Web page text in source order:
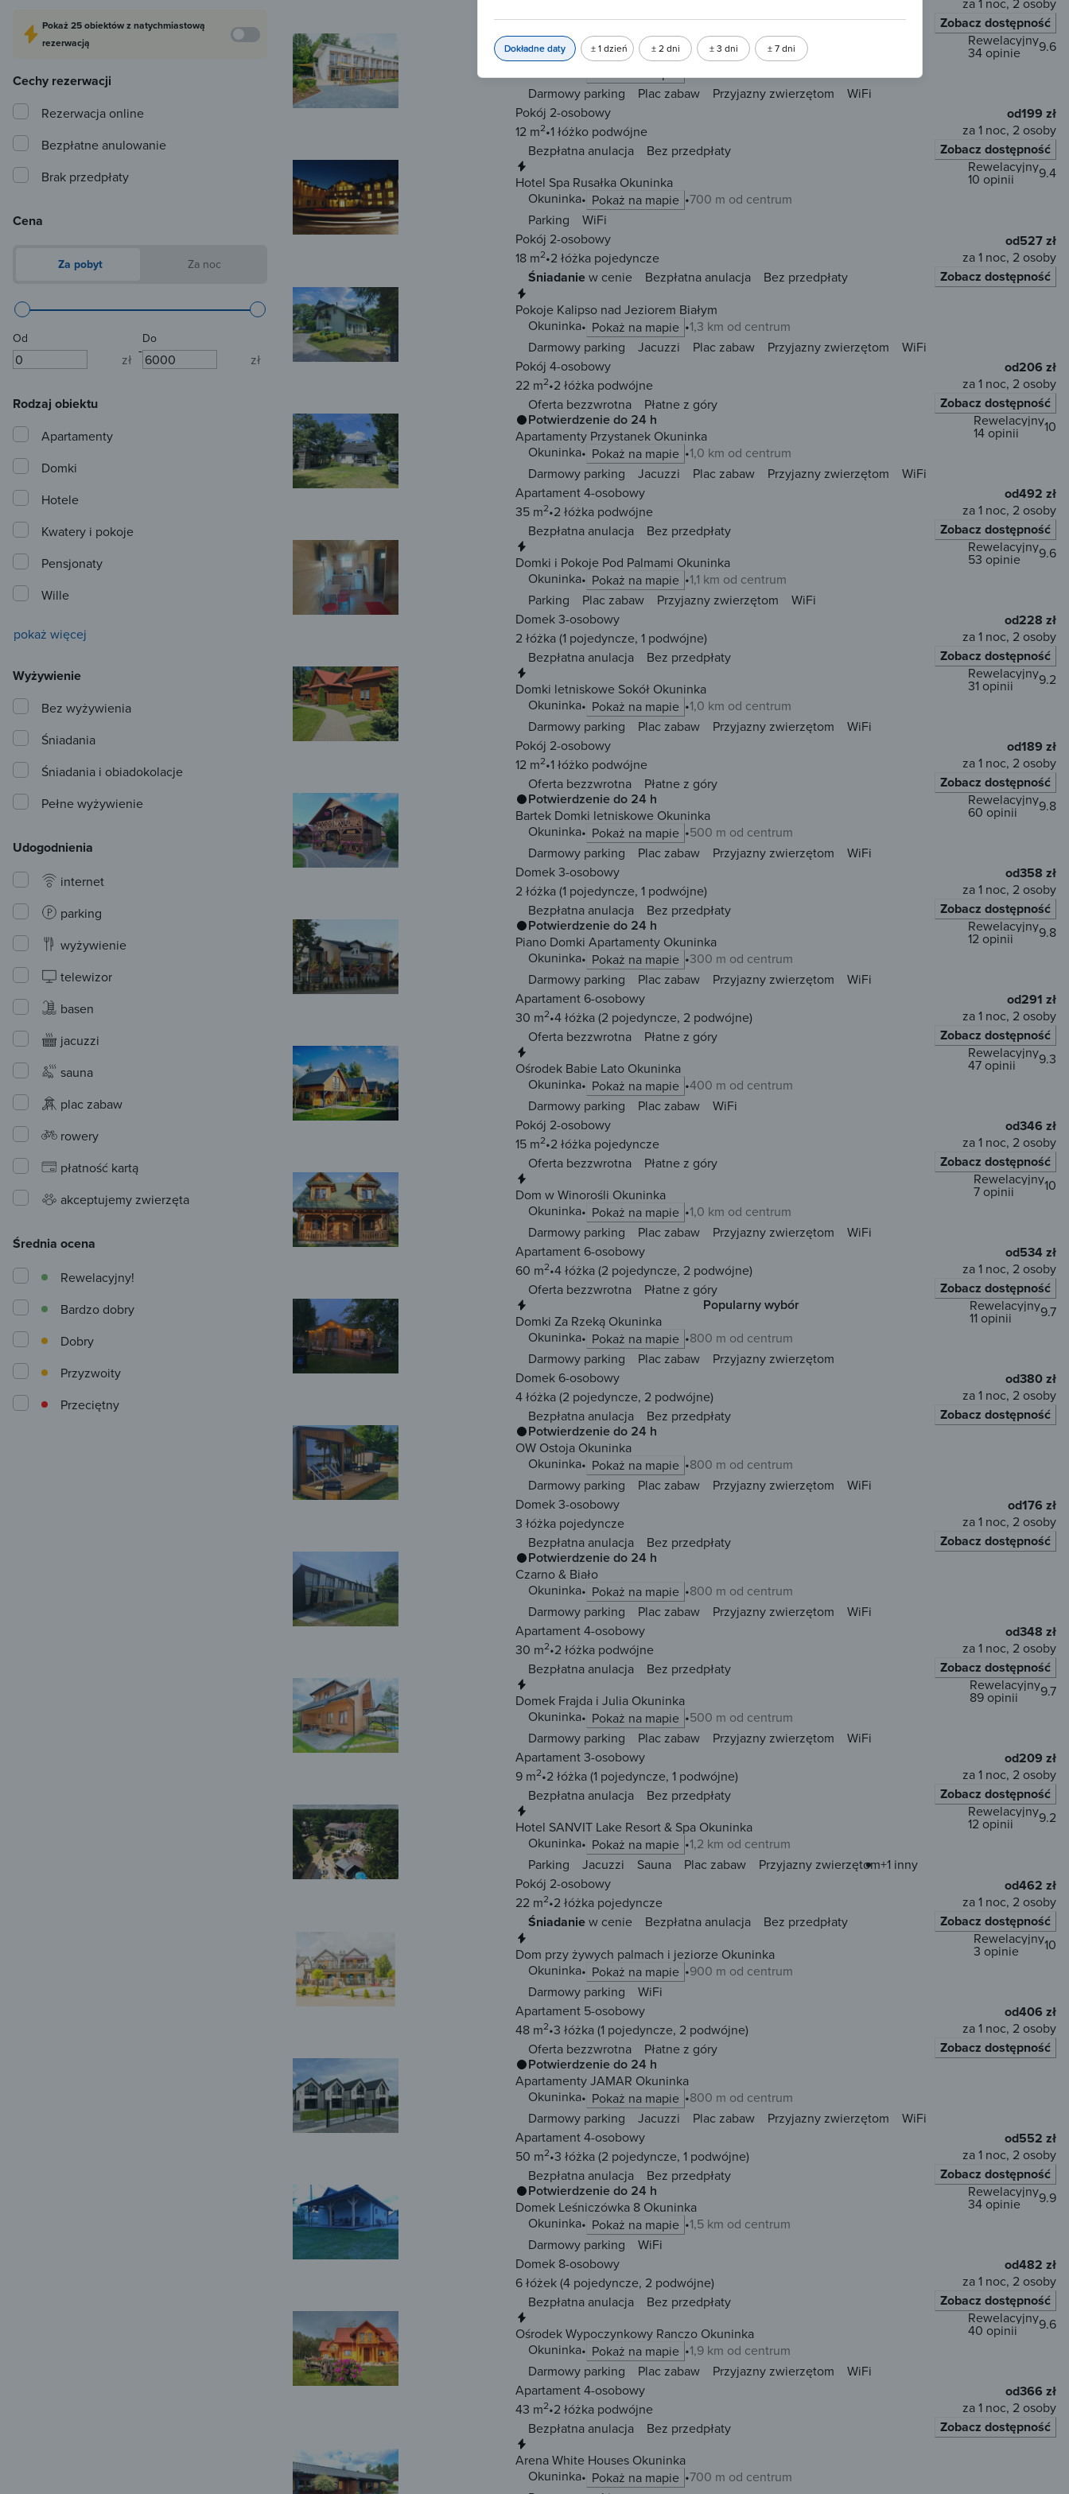
Dokładne daty ± 1 dzień ± 2 dni ± 3 dni ± 7 dni
Bezpłatna anulacja
Bez przedpłaty
Zobacz dostępność
Natychmiastowa rezerwacja
Osada Rybacka Okuninka
Pokaż na mapie
9.6
Rewelacyjny
34 opinie
Darmowy parking Plac zabaw Przyjazny zwierzętom
WiFi
Pokój 2-osobowy
12 m2 1 łóżko podwójne
Bezpłatna anulacja
Bez przedpłaty
od199 zł
za 1 noc, 2 osoby
Zobacz dostępność
Hotel Spa Rusałka Okuninka
Okuninka
Pokaż na mapie 700 m od centrum
9.4
Rewelacyjny
10 opinii
Parking
WiFi
Pokój 2-osobowy
18 m2 2 łóżka pojedyncze
Śniadaniew cenie Bezpłatna anulacja Bez przedpłaty
od527 zł
za 1 noc, 2 osoby
Zobacz dostępność
Pokoje Kalipso nad Jeziorem Białym
Okuninka
Pokaż na mapie
1,3 km od centrum
Darmowy parking
Jacuzzi Plac zabaw Przyjazny zwierzętom
WiFi
Pokój 4-osobowy
22 m2 2 łóżka podwójne
Oferta bezzwrotna
Płatne z góry
od206 zł
za 1 noc, 2 osoby
Zobacz dostępność
Potwierdzenie do 24 h
Apartamenty Przystanek Okuninka
Okuninka
Pokaż na mapie 1,0 km od centrum
10
Rewelacyjny
14 opinii
Darmowy parking Jacuzzi Plac zabaw Przyjazny zwierzętom
WiFi
Apartament 4-osobowy
35 m2 2 łóżka podwójne
Bezpłatna anulacja
Bez przedpłaty
od492 zł
za 1 noc, 2 osoby
Zobacz dostępność
Domki i Pokoje Pod Palmami Okuninka
Okuninka
Pokaż na mapie 1,1 km od centrum
9.6
Rewelacyjny
53 opinie
Parking Plac zabaw Przyjazny zwierzętom
WiFi
Domek 3-osobowy
2 łóżka(1 pojedyncze, 1 podwójne)
Bezpłatna anulacja
Bez przedpłaty
od228 zł
za 1 noc, 2 osoby
Zobacz dostępność
Domki letniskowe Sokół Okuninka
Okuninka
Pokaż na mapie 1,0 km od centrum
9.2
Rewelacyjny
31 opinii
Darmowy parking Plac zabaw Przyjazny zwierzętom
WiFi
Pokój 2-osobowy
12 m2 1 łóżko podwójne
Oferta bezzwrotna
Płatne z góry
od189 zł
za 1 noc, 2 osoby
Zobacz dostępność
Potwierdzenie do 24 h
Bartek Domki letniskowe Okuninka
Okuninka
Pokaż na mapie 500 m od centrum
9.8
Rewelacyjny
60 opinii
Darmowy parking Plac zabaw Przyjazny zwierzętom
WiFi
Domek 3-osobowy
2 łóżka(1 pojedyncze, 1 podwójne)
Bezpłatna anulacja
Bez przedpłaty
od358 zł
za 1 noc, 2 osoby
Zobacz dostępność
Potwierdzenie do 24 h
Piano Domki Apartamenty Okuninka
Okuninka
Pokaż na mapie 300 m od centrum
9.8
Rewelacyjny
12 opinii
Darmowy parking Plac zabaw Przyjazny zwierzętom
WiFi
Apartament 6-osobowy
30 m2 4 łóżka(2 pojedyncze, 2 podwójne)
Oferta bezzwrotna
Płatne z góry
od291 zł
za 1 noc, 2 osoby
Zobacz dostępność
Ośrodek Babie Lato Okuninka
Okuninka
Pokaż na mapie 400 m od centrum
9.3
Rewelacyjny
47 opinii
Darmowy parking Plac zabaw
WiFi
Pokój 2-osobowy
15 m2 2 łóżka pojedyncze
Oferta bezzwrotna
Płatne z góry
od346 zł
za 1 noc, 2 osoby
Zobacz dostępność
Dom w Winorośli Okuninka
Okuninka
Pokaż na mapie 1,0 km od centrum
10
Rewelacyjny
7 opinii
Darmowy parking Plac zabaw Przyjazny zwierzętom
WiFi
Apartament 6-osobowy
60 m2 4 łóżka(2 pojedyncze, 2 podwójne)
Oferta bezzwrotna
Płatne z góry
od534 zł
za 1 noc, 2 osoby
Zobacz dostępność
Popularny wybór
Domki Za Rzeką Okuninka
Okuninka
Pokaż na mapie 800 m od centrum
9.7
Rewelacyjny
11 opinii
Darmowy parking Plac zabaw
Przyjazny zwierzętom
Domek 6-osobowy
4 łóżka(2 pojedyncze, 2 podwójne)
Bezpłatna anulacja
Bez przedpłaty
od380 zł
za 1 noc, 2 osoby
Zobacz dostępność
Potwierdzenie do 24 h
OW Ostoja Okuninka
Okuninka
Pokaż na mapie
800 m od centrum
Darmowy parking
Plac zabaw Przyjazny zwierzętom
WiFi
Domek 3-osobowy
3 łóżka pojedyncze
Bezpłatna anulacja
Bez przedpłaty
od176 zł
za 1 noc, 2 osoby
Zobacz dostępność
Potwierdzenie do 24 h
Czarno & Biało
Okuninka
Pokaż na mapie
800 m od centrum
Darmowy parking
Plac zabaw Przyjazny zwierzętom
WiFi
Apartament 4-osobowy
30 m2 2 łóżka podwójne
Bezpłatna anulacja
Bez przedpłaty
od348 zł
za 1 noc, 2 osoby
Zobacz dostępność
Domek Frajda i Julia Okuninka
Okuninka
Pokaż na mapie 500 m od centrum
9.7
Rewelacyjny
89 opinii
Darmowy parking Plac zabaw Przyjazny zwierzętom
WiFi
Apartament 3-osobowy
9 m2 2 łóżka(1 pojedyncze, 1 podwójne)
Bezpłatna anulacja
Bez przedpłaty
od209 zł
za 1 noc, 2 osoby
Zobacz dostępność
Hotel SANVIT Lake Resort & Spa Okuninka
Okuninka
Pokaż na mapie 1,2 km od centrum
9.2
Rewelacyjny
12 opinii
Parking Jacuzzi Sauna Plac zabaw Przyjazny zwierzętom+1 inny
Pokój 2-osobowy
22 m2 2 łóżka pojedyncze
Śniadaniew cenie Bezpłatna anulacja Bez przedpłaty
od462 zł
za 1 noc, 2 osoby
Zobacz dostępność
Dom przy żywych palmach i jeziorze Okuninka
Okuninka
Pokaż na mapie 900 m od centrum
10
Rewelacyjny
3 opinie
Darmowy parking
WiFi
Apartament 5-osobowy
48 m2 3 łóżka(1 pojedyncze, 2 podwójne)
Oferta bezzwrotna
Płatne z góry
od406 zł
za 1 noc, 2 osoby
Zobacz dostępność
Potwierdzenie do 24 h
Apartamenty JAMAR Okuninka
Okuninka
Pokaż na mapie
800 m od centrum
Darmowy parking
Jacuzzi Plac zabaw Przyjazny zwierzętom
WiFi
Apartament 4-osobowy
50 m2 3 łóżka(2 pojedyncze, 1 podwójne)
Bezpłatna anulacja
Bez przedpłaty
od552 zł
za 1 noc, 2 osoby
Zobacz dostępność
Potwierdzenie do 24 h
Domek Leśniczówka 8 Okuninka
Okuninka
Pokaż na mapie 1,5 km od centrum
9.9
Rewelacyjny
34 opinie
Darmowy parking
WiFi
Domek 8-osobowy
6 łóżek(4 pojedyncze, 2 podwójne)
Bezpłatna anulacja
Bez przedpłaty
od482 zł
za 1 noc, 2 osoby
Zobacz dostępność
Ośrodek Wypoczynkowy Ranczo Okuninka
Okuninka
Pokaż na mapie 1,9 km od centrum
9.6
Rewelacyjny
40 opinii
Darmowy parking Plac zabaw Przyjazny zwierzętom
WiFi
Apartament 4-osobowy
43 m2 2 łóżka podwójne
Bezpłatna anulacja
Bez przedpłaty
od366 zł
za 1 noc, 2 osoby
Zobacz dostępność
Arena White Houses Okuninka
Okuninka
Pokaż na mapie 700 m od centrum
Pokaż25 obiektówz natychmiastową
rezerwacją
Cechy rezerwacji
Rezerwacja online
Bezpłatne anulowanie
Brak przedpłaty
Cena
Za pobyt Za noc
Od
zł
-
Do
zł
Rodzaj obiektu
Apartamenty
Domki
Hotele
Kwatery i pokoje
Pensjonaty
Wille
pokaż więcej
Wyżywienie
Bez wyżywienia
Śniadania
Śniadania i obiadokolacje
Pełne wyżywienie
Udogodnienia
internet
parking
wyżywienie
telewizor
basen
jacuzzi
sauna
plac zabaw
rowery
płatność kartą
akceptujemy zwierzęta
Średnia ocena
Przeciętny
Przyzwoity
Dobry
Bardzo dobry
Rewelacyjny!